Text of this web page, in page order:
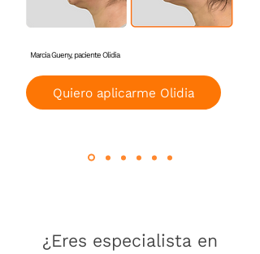
"Tu cara empieza a brillar, vuelve 10 años atrás.
Ahora me miro en el espejo y me detengo a ver mi
cara sana, brillante y firme".
Marcia Gueny, paciente Olidia
Quiero aplicarme Olidia
¿Eres especialista en